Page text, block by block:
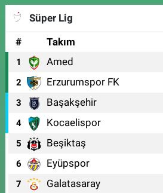
Süper Lig
#
Takım
1 Amed
2 Erzurumspor FK
3 Başakşehir
4 Kocaelispor
5 Beşiktaş
6 Eyüpspor
7 Galatasaray